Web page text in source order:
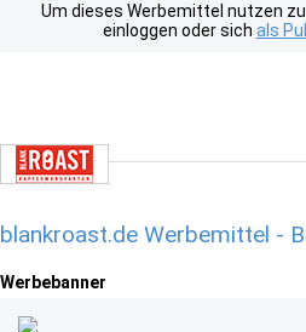
Um dieses Werbemittel nutzen
einloggen oder sich als
blankroast.de Werbemittel -
Werbebanner